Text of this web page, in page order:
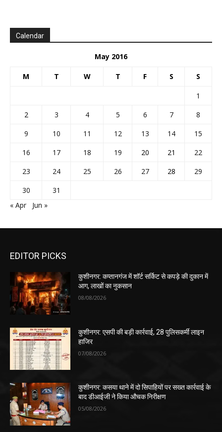
Calendar
May 2016
M T W T F S S
1
2
3 4 5 6 7
8
9
10 11 12 13 14
15
16
17 18 19 20 21
22
23
24 25 26 27 28
29
30
31
« Apr
Jun »
EDITOR PICKS
कुशीनगर: कप्तानगंज में शॉर्ट सर्किट से कपड़े की दुकान में
आग, लाखों का नुकसान
08/08/2026
कुशीनगर: एसपी की बड़ी कार्रवाई, 28 पुलिसकर्मी लाइन
हाजिर
07/08/2026
कुशीनगर: कसया थाने में दो सिपाहियों पर सख्त कार्रवाई के
बाद डीआईजी ने किया औचक निरीक्षण
05/08/2026